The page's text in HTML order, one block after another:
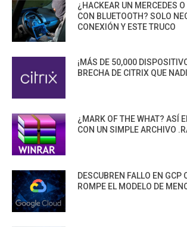
¿HACKEAR UN MERCEDES
CON BLUETOOTH? SOLO
CONEXIÓN Y ESTE TRUCO
¡MÁS DE 50,000
BRECHA DE CITRIX QUE
¿MARK OF THE WHAT? ASÍ
CON UN SIMPLE ARCHIVO
DESCUBREN FALLO EN GCP
ROMPE EL MODELO DE